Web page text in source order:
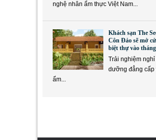
nghệ nhân ẩm thực Việt Nam...
Khách sạn The
Côn Đảo sẽ mở
biệt thự vào
Trải nghiệm nghỉ
dưỡng đẳng cấp
ẩm...